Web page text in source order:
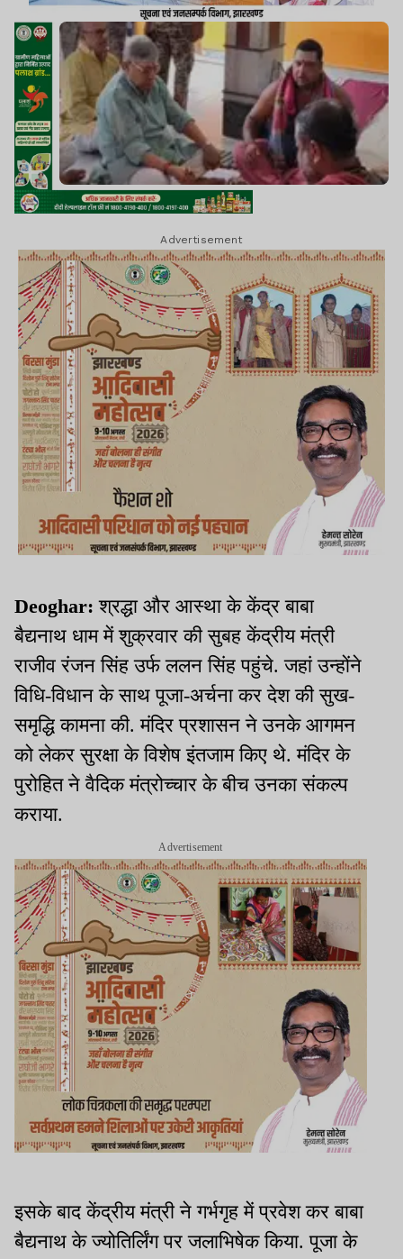
Advertisement
Deoghar:श्रद्धा और आस्था के केंद्र बाबा
बैद्यनाथ धाम में शुक्रवार की सुबह केंद्रीय मंत्री
राजीव रंजन सिंह उर्फ ललन सिंह पहुंचे. जहां उन्होंने
विधि-विधान के साथ पूजा-अर्चना कर देश की सुख-
समृद्धि कामना की. मंदिर प्रशासन ने उनके आगमन
को लेकर सुरक्षा के विशेष इंतजाम किए थे. मंदिर के
पुरोहित ने वैदिक मंत्रोच्चार के बीच उनका संकल्प
कराया.
Advertisement
इसके बाद केंद्रीय मंत्री ने गर्भगृह में प्रवेश कर बाबा
बैद्यनाथ के ज्योतिर्लिंग पर जलाभिषेक किया. पूजा के